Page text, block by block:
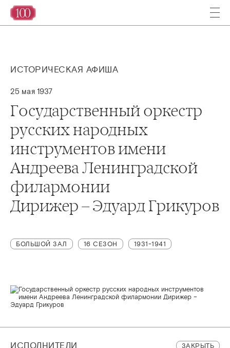
ИСТОРИЧЕСКАЯ АФИША
25 мая 1937
Государственный оркестр
русских народных
инструментов имени
Андреева Ленинградской
филармонии
Дирижер – Эдуард Грикуров
БОЛЬШОЙ ЗАЛ 16 СЕЗОН 1931-1941
ИСПОЛНИТЕЛИ ЗАКРЫТЬ